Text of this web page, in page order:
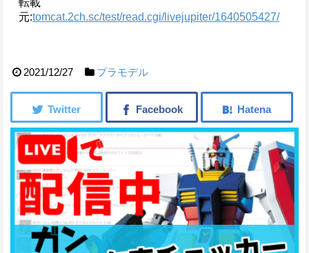
転載
元:tomcat.2ch.sc/test/read.cgi/livejupiter/1640505427/
2021/12/27 プラモデル